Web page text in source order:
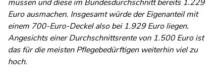
müssen und diese im Bundesdurchschnitt bereits 1.229
Euro ausmachen. Insgesamt würde der Eigenanteil mit
einem 700-Euro-Deckel also bei 1.929 Euro liegen.
Angesichts einer Durchschnittsrente von 1.500 Euro ist
das für die meisten Pflegebedürftigen weiterhin viel zu
hoch.